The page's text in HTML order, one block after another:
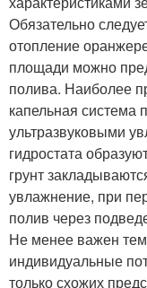
Обязательно
отопление
площади можно
полива. Наиболее
капельная система
ультразвуковыми
гидростата
грунт
увлажнение, при
полив через
Не менее важен
индивидуальные
только схожих